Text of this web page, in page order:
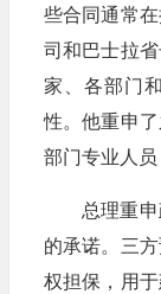
些合同通常
司和巴士拉
家、各部门
性。他重申
部门专业人员
总理重
的承诺。三
权担保，用